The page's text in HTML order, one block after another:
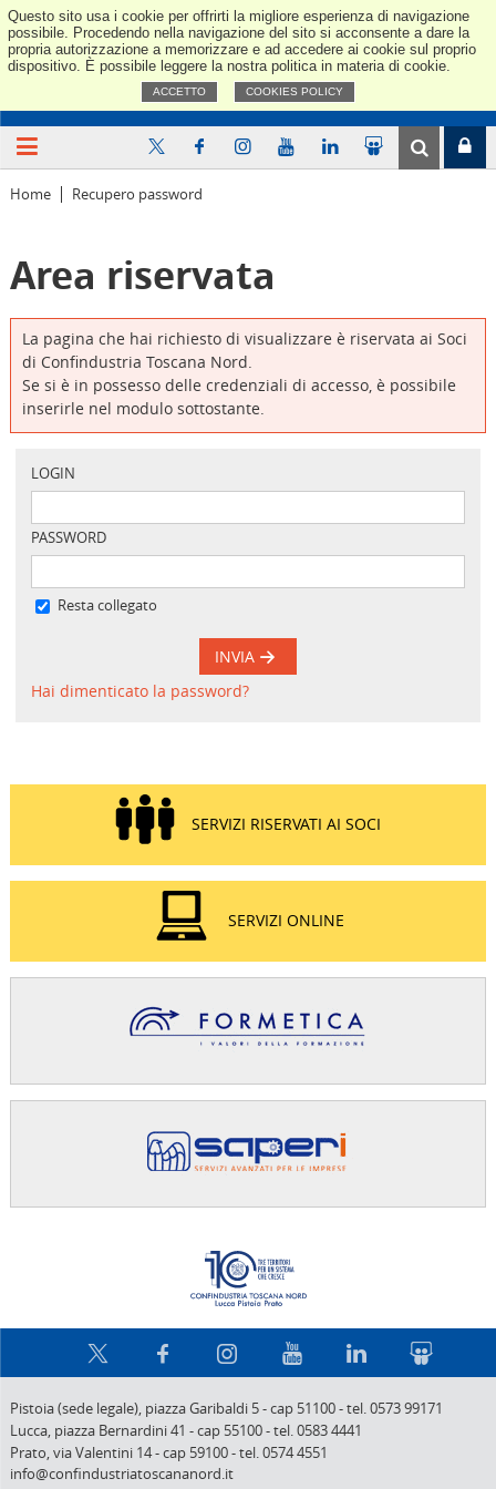
Questo sito usa i cookie per offrirti la migliore esperienza di navigazione
possibile. Procedendo nella navigazione del sito si acconsente a dare la
propria autorizzazione a memorizzare e ad accedere ai cookie sul proprio
dispositivo. È possibile leggere la nostra politica in materia di cookie.
ACCETTO COOKIES POLICY
Home Recupero password
Area riservata
La pagina che hai richiesto di visualizzare è riservata ai Soci
di Confindustria Toscana Nord.
Se si è in possesso delle credenziali di accesso, è possibile
inserirle nel modulo sottostante.
LOGIN
PASSWORD
Resta collegato
INVIA
Hai dimenticato la password?
SERVIZI RISERVATI AI SOCI
SERVIZI ONLINE
Pistoia (sede legale), piazza Garibaldi 5-cap 51100-tel. 0573 99171
Lucca, piazza Bernardini 41 -cap 55100-tel. 0583 4441
Prato,via Valentini 14-cap 59100-tel. 0574 4551
info@confindustriatoscananord.it